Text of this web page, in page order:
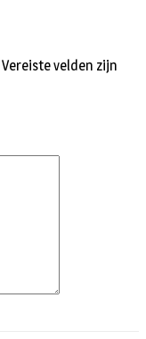
Vereiste velden zijn